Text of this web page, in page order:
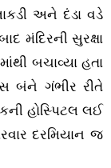
અને દંડા વડે
મંદિરની સુરક્ષા
બચાવ્યા હતા
બંને ગંભીર રીતે
હોસ્પિટલ લઈ
દરમિયાન જ